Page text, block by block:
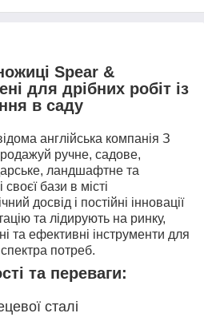
Spear &
для дрібних робіт із
в саду
англійська компанія З
ручне, садове,
ландшафтне та
бази в місті
досвід і постійні інновації
та лідирують на ринку,
та ефективні інструменти для
потреб.
та переваги:
сталі